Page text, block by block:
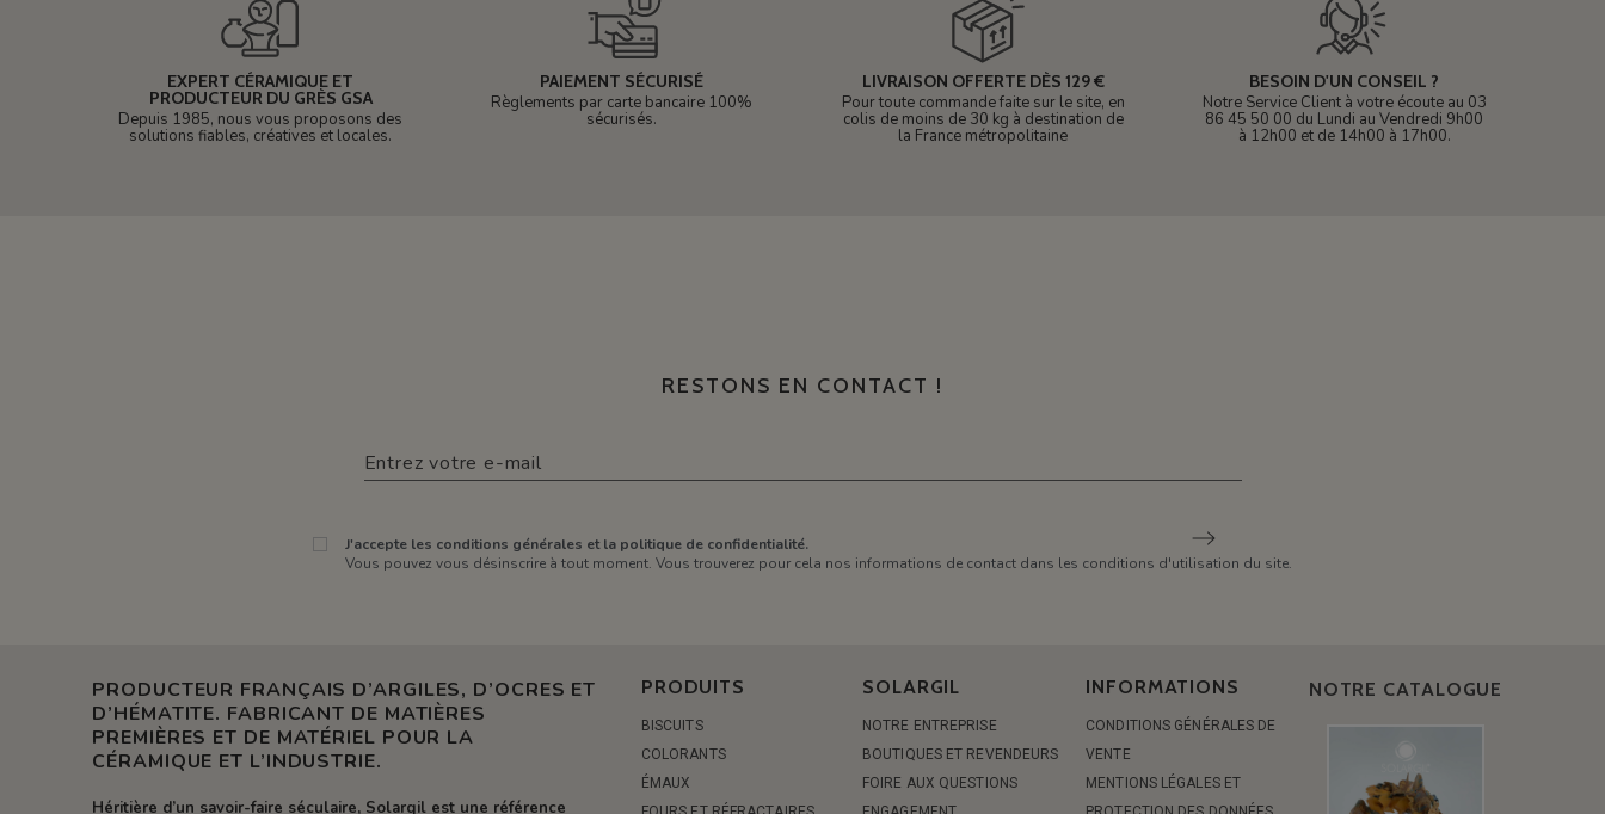
EXPERT CÉRAMIQUE ET
PRODUCTEUR DU GRÈS GSA
Depuis 1985, nous vous proposons des
solutions fiables, créatives et locales.
PAIEMENT SÉCURISÉ
Règlements par carte bancaire 100%
sécurisés.
LIVRAISON OFFERTE DÈS 129 €
Pour toute commande faite sur le site, en
colis de moins de 30 kg à destination de
la France métropolitaine
BESOIN D'UN CONSEIL ?
Notre Service Client à votre écoute au 03
86 45 50 00 du Lundi au Vendredi 9h00
à 12h00 et de 14h00 à 17h00.
RESTONS EN CONTACT !
J'accepte les conditions générales et la politique de confidentialité.
Vous pouvez vous désinscrire à tout moment. Vous trouverez pour cela nos informations de contact dans les conditions d'utilisation du site.
PRODUCTEUR FRANÇAIS D’ARGILES, D’OCRES ET
D’HÉMATITE. FABRICANT DE MATIÈRES
PREMIÈRES ET DE MATÉRIEL POUR LA
CÉRAMIQUE ET L’INDUSTRIE.
Héritière d’un savoir-faire séculaire, Solargil est une référence
PRODUITS
BISCUITS
COLORANTS
ÉMAUX
SOLARGIL
NOTRE ENTREPRISE
BOUTIQUES ET REVENDEURS
FOIRE AUX QUESTIONS
INFORMATIONS
CONDITIONS GÉNÉRALES DE
VENTE
MENTIONS LÉGALES ET
NOTRE CATALOGUE